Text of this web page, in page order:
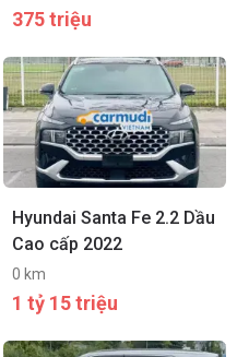
375 triệu
Hyundai Santa Fe 2.2 Dầu
Cao cấp 2022
0 km
1 tỷ 15 triệu